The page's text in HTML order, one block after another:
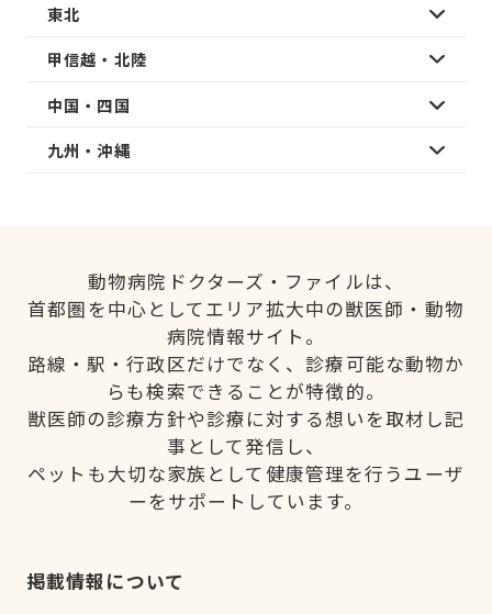
東北
甲信越・北陸
中国・四国
九州・沖縄
動物病院ドクターズ・ファイルは、
首都圏を中心としてエリア拡大中の獣医師・動物
病院情報サイト。
路線・駅・行政区だけでなく、診療可能な動物か
らも検索できることが特徴的。
獣医師の診療方針や診療に対する想いを取材し記
事として発信し、
ペットも大切な家族として健康管理を行うユーザ
ーをサポートしています。
掲載情報について